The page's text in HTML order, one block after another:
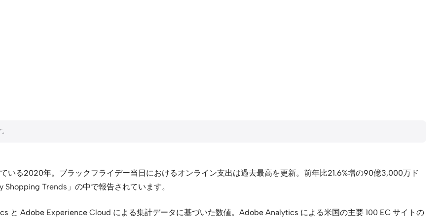
いる2020年。ブラックフライデー当日におけるオンライン支出は過去最高を更新。前年比21.6%増の90億3,000万ド
Trends」の中で報告されています。
と Adobe Experience Cloud による集計データに基づいた数値。Adobe Analytics による米国の主要 100 EC サイトの